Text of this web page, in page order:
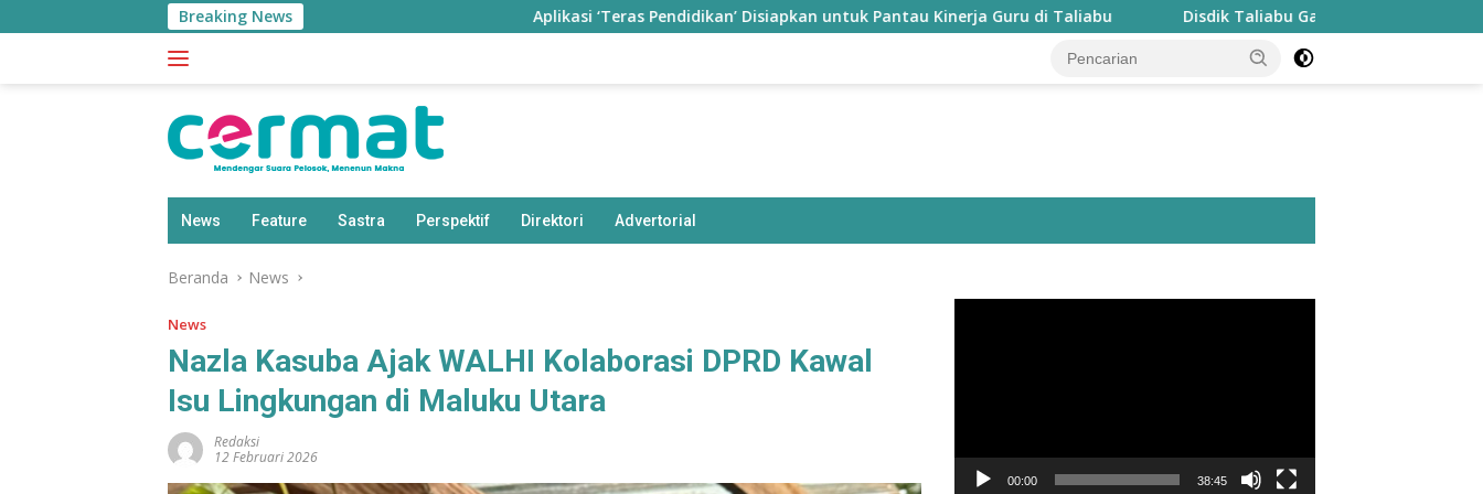
ke
Breaking News Aplikasi ‘Teras Pendidikan’ Disiapkan untuk Pantau Kinerja Guru di Taliabu Disdik Taliabu Gagas Hari Belajar Guru, Bahasa
News Feature Sastra Perspektif Direktori Advertorial
Beranda News
News
Nazla Kasuba Ajak WALHI Kolaborasi DPRD Kawal
Isu Lingkungan di Maluku Utara
Redaksi
12 Februari 2026
00:00 38:45